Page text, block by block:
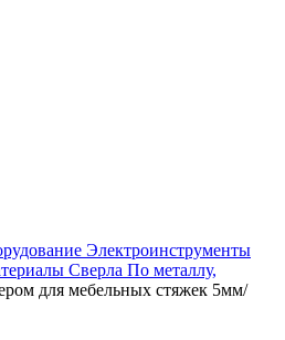
Электроинструменты
Сверла По металлу,
для мебельных стяжек 5мм/